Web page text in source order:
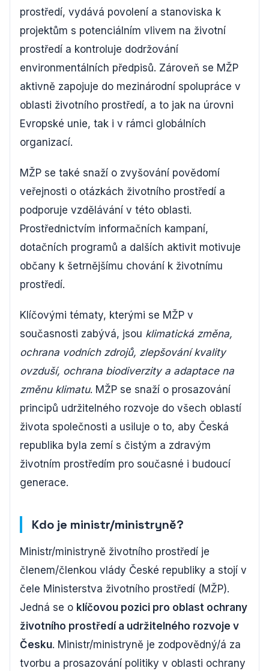
prostředí, vydává povolení a stanoviska k
projektům s potenciálním vlivem na životní
prostředí a kontroluje dodržování
environmentálních předpisů. Zároveň se MŽP
aktivně zapojuje do mezinárodní spolupráce v
oblasti životního prostředí, a to jak na úrovni
Evropské unie, tak i v rámci globálních
organizací.
MŽP se také snaží o zvyšování povědomí
veřejnosti o otázkách životního prostředí a
podporuje vzdělávání v této oblasti.
Prostřednictvím informačních kampaní,
dotačních programů a dalších aktivit motivuje
občany k šetrnějšímu chování k životnímu
prostředí.
Klíčovými tématy, kterými se MŽP v
současnosti zabývá, jsou klimatická změna,
ochrana vodních zdrojů, zlepšování kvality
ovzduší, ochrana biodiverzity a adaptace na
změnu klimatu. MŽP se snaží o prosazování
principů udržitelného rozvoje do všech oblastí
života společnosti a usiluje o to, aby Česká
republika byla zemí s čistým a zdravým
životním prostředím pro současné i budoucí
generace.
Kdo je ministr/ministryně?
Ministr/ministryně životního prostředí je
členem/členkou vlády České republiky a stojí v
čele Ministerstva životního prostředí (MŽP).
Jedná se o klíčovou pozici pro oblast ochrany
životního prostředí a udržitelného rozvoje v
Česku. Ministr/ministryně je zodpovědný/á za
tvorbu a prosazování politiky v oblasti ochrany